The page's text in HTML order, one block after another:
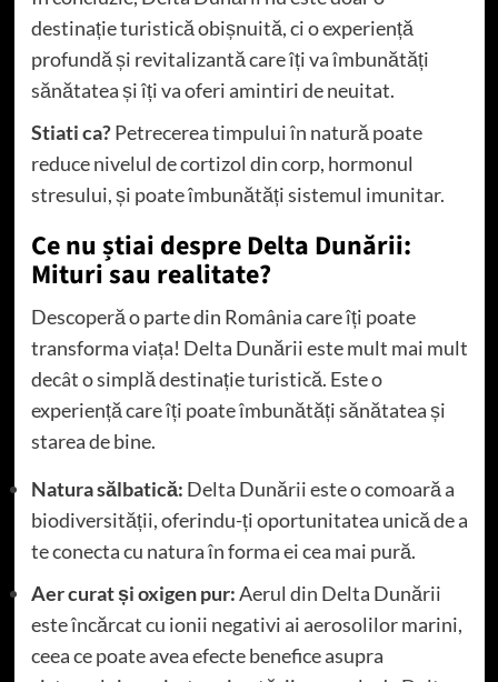
destinație turistică obișnuită, ci o experiență
profundă și revitalizantă care îți va îmbunătăți
sănătatea și îți va oferi amintiri de neuitat.
Stiati ca?Petrecerea timpului în natură poate
reduce nivelul de cortizol din corp, hormonul
stresului, și poate îmbunătăți sistemul imunitar.
Ce nu știai despre Delta Dunării:
Mituri sau realitate?
Descoperă o parte din România care îți poate
transforma viața! Delta Dunării este mult mai mult
decât o simplă destinație turistică. Este o
experiență care îți poate îmbunătăți sănătatea și
starea de bine.
Natura sălbatică: Delta Dunării este o comoară a
biodiversității, oferindu-ți oportunitatea unică de a
te conecta cu natura în forma ei cea mai pură.
Aer curat și oxigen pur:Aerul din Delta Dunării
este încărcat cu ionii negativi ai aerosolilor marini,
ceea ce poate avea efecte benefice asupra